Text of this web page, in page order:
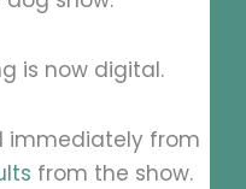
is now digital.
immediately from
from the show.